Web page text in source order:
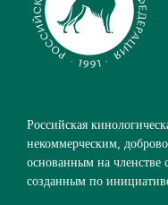
Российская
некоммерческим,
основанным на
созданным по